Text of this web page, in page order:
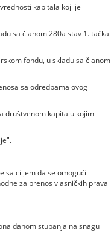
kapitala koji je
sa članom 280a stav 1. tačka
fondu, u skladu sa članom
sa odredbama ovog
kapitalu kojim
sa ciljem da se omogući
za prenos vlasničkih prava
danom stupanja na snagu